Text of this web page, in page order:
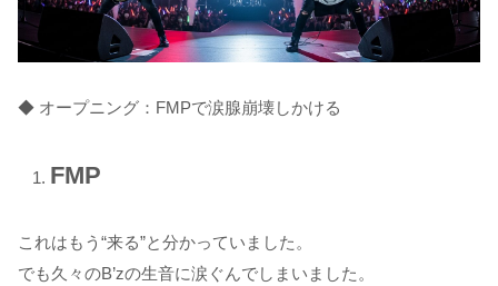
◆ オープニング：FMPで涙腺崩壊しかける
FMP
これはもう“来る”と分かっていました。
でも久々のB’zの生音に涙ぐんでしまいました。